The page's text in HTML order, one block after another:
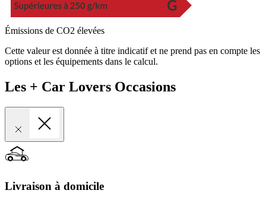
Émissions de CO2 élevées
Cette valeur est donnée à titre indicatif et ne prend pas en compte les
options et les équipements dans le calcul.
Les + Car Lovers Occasions
Livraison à domicile